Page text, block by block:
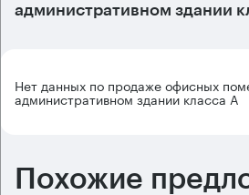
административном здании
Нет данных по продаже офисных
административном здании класса А
Похожие